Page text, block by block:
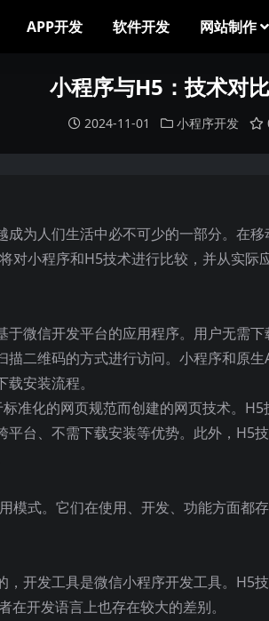
APP开发 软件开发 网站制作
小程序与H5：技术对
2024-11-01 小程序开发
成为人们生活中必不可少的一部分。在
对小程序和H5技术进行比较，并从实际
微信开发平台的应用程序。用户无需
二维码的方式进行访问。小程序和原
安装流程。
准化的网页规范而创建的网页技术。
台、不需下载安装等优势。此外，H5
模式。它们在使用、开发、功能方面都
开发工具是微信小程序开发工具。H5
在开发语言上也存在较大的差别。